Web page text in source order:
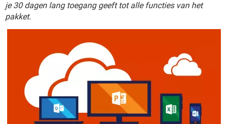
je 30 dagen lang toegang geeft tot alle functies van het
pakket.